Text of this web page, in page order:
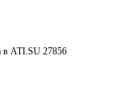
в ATI.SU 27856